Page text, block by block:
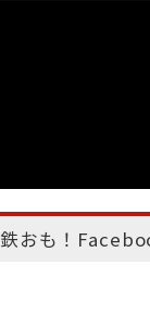
鉄おも！